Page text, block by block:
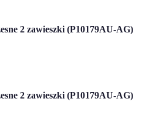
2 zawieszki (P10179AU-AG)
2 zawieszki (P10179AU-AG)